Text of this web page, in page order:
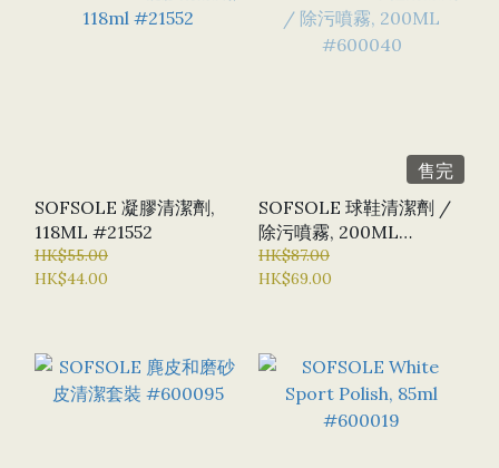
SOFSOLE 凝膠清潔劑,
118ML #21552
HK$55.00
HK$44.00
售完
SOFSOLE 球鞋清潔劑 /
除污噴霧, 200ML
#600040
HK$87.00
HK$69.00